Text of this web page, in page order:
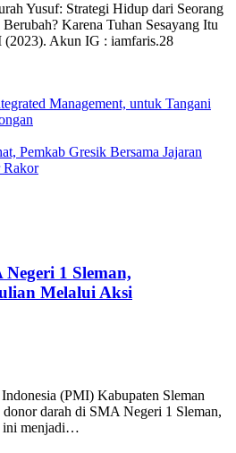
Yusuf: Strategi Hidup dari Seorang
Karena Tuhan Sesayang Itu
Akun IG : iamfaris.28
Management, untuk Tangani
Pemkab Gresik Bersama Jajaran
Rakor
1 Sleman,
Melalui Aksi
(PMI) Kabupaten Sleman
darah di SMA Negeri 1 Sleman,
ini menjadi…